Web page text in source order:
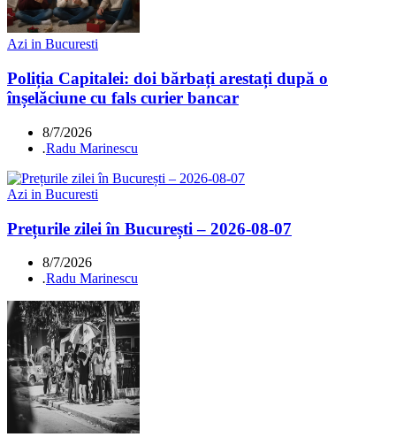
Azi in Bucuresti
Poliția Capitalei: doi bărbați arestați după o
înșelăciune cu fals curier bancar
8/7/2026
.Radu Marinescu
Azi in Bucuresti
Prețurile zilei în București – 2026-08-07
8/7/2026
.Radu Marinescu